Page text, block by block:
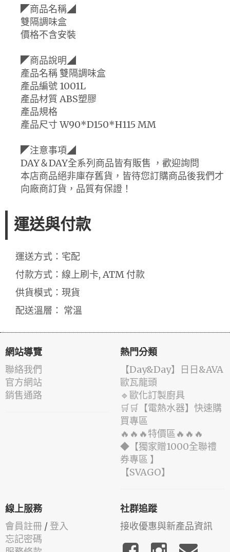
◤商品名稱◢
雙隔調味盒
價格不含安裝
◤商品說明◢
產品名稱 雙隔調味盒
產品編號 1001L
產品材質 ABS塑膠
產品規格
產品尺寸 W90*D150*H115 MM
◤注意事項◢
DAY＆DAY全系列商品皆有販售 ，歡迎詢問
本店商品絕非庫存舊貨，皆待您訂購商品後我們才
向廠商訂貨，品質有保證！
運送與付款
運送方式：宅配
付款方式：線上刷卡, ATM 付款
供貨模式：現貨
配送溫層： 常溫
網站導覽
聯絡我們
官方網站
銷售通路
熱門分類
️【Day&Day】️日日&AVA
歐瓦龍頭
🔹歐化訂製廚具
🛒🛒【電熱水器】快速購
買專區
🔥🔥🔥特價區🔥🔥🔥
◆【獨家贈1000全聯禮
券專區 】
️【SVAGO】️
線上服務
會員註冊 / 登入
忘記密碼
社群追蹤
接收優惠與新產品資訊